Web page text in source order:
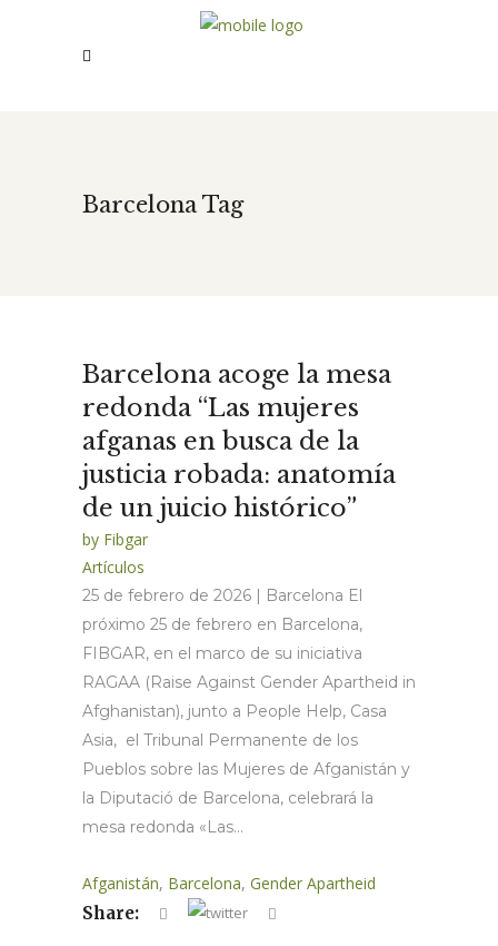
Barcelona Tag
Barcelona acoge la mesa
redonda “Las mujeres
afganas en busca de la
justicia robada: anatomía
de un juicio histórico”
by Fibgar
Artículos
25 de febrero de 2026 | Barcelona El
próximo 25 de febrero en Barcelona,
FIBGAR, en el marco de su iniciativa
RAGAA (Raise Against Gender Apartheid in
Afghanistan), junto a People Help, Casa
Asia, el Tribunal Permanente de los
Pueblos sobre las Mujeres de Afganistán y
la Diputació de Barcelona, celebrará la
mesa redonda «Las...
Afganistán, Barcelona, Gender Apartheid
Share: